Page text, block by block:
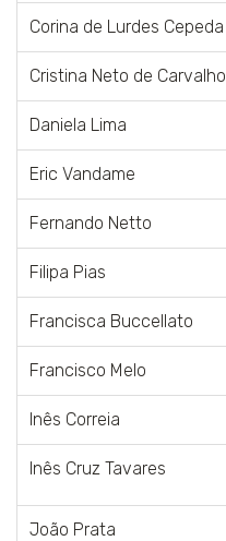
Corina de Lurdes Cepeda
Cristina Neto de Carvalho
Daniela Lima
Eric Vandame
Fernando Netto
Filipa Pias
Francisca Buccellato
Francisco Melo
Inês Correia
Inês Cruz Tavares
João Prata